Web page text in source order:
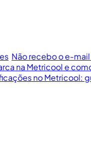
Não recebo o e-
na Metricool e
no Metricool: